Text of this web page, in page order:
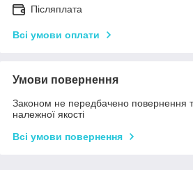
Післяплата
Всі умови оплати
Умови повернення
Законом не передбачено повернення
належної якості
Всі умови повернення